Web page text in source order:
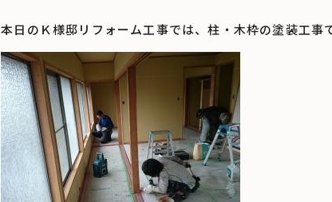
本日のＫ様邸リフォーム工事では、柱・木枠の塗装工事